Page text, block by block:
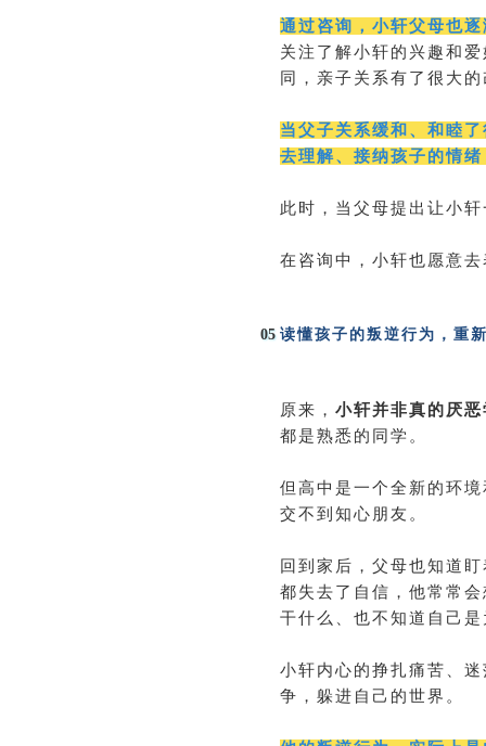
通过咨询，小轩父母也
关注了解小轩的兴趣和
同，亲子关系有了很大
当父子关系缓和、和睦
去理解、接纳孩子的情
此时，当父母提出让小
在咨询中，小轩也愿意
05 读懂孩子的叛逆行为，重
原来， 小轩并非真的厌
都是熟悉的同学。
但高中是一个全新的环
交不到知心朋友。
回到家后，父母也知道
都失去了自信，他常常
干什么、也不知道自己
小轩内心的挣扎痛苦、
争，躲进自己的世界。